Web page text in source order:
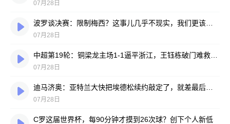
07月28日
07月28日
07月28日
07月28日
C罗这届世界杯，每90分钟才摸到26次球？创下个人新低